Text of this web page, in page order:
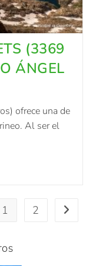
(3369
ÁNGEL
ofrece una de
Al ser el
1 2